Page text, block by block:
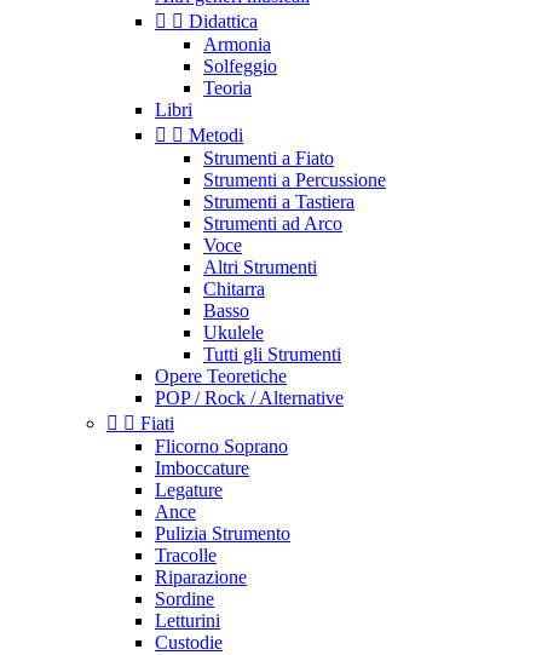
  Didattica
Armonia
Solfeggio
Teoria
Libri
  Metodi
Strumenti a Fiato
Strumenti a Percussione
Strumenti a Tastiera
Strumenti ad Arco
Voce
Altri Strumenti
Chitarra
Basso
Ukulele
Tutti gli Strumenti
Opere Teoretiche
POP / Rock / Alternative
  Fiati
Flicorno Soprano
Imboccature
Legature
Ance
Pulizia Strumento
Tracolle
Riparazione
Sordine
Letturini
Custodie